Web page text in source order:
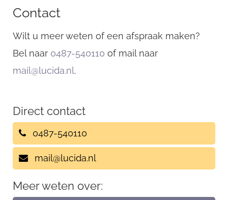
Contact
Wilt u meer weten of een afspraak maken?
Bel naar 0487-540110 of mail naar
mail@lucida.nl.
Direct contact
0487-540110
mail@lucida.nl
Meer weten over: